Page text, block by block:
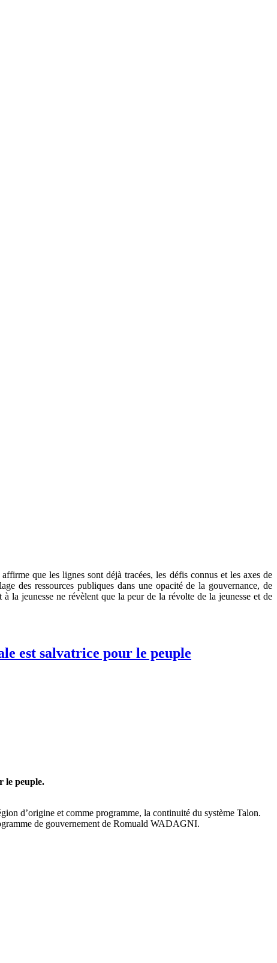
que les lignes sont déjà tracées, les défis connus et les axes de
des ressources publiques dans une opacité de la gouvernance, de
la jeunesse ne révèlent que la peur de la révolte de la jeunesse et de
est salvatrice pour le peuple
le peuple.
d’origine et comme programme, la continuité du système Talon.
de gouvernement de Romuald WADAGNI.